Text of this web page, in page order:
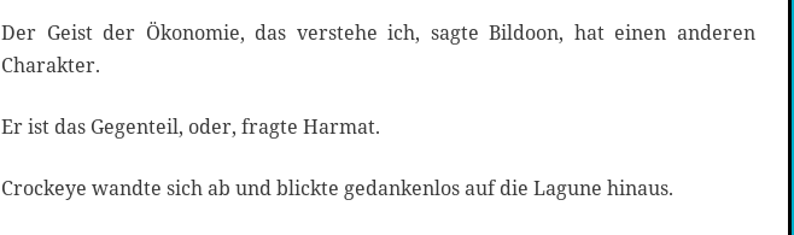
Der Geist der Ökonomie, das verstehe ich, sagte Bildoon, hat einen anderen
Charakter.
Er ist das Gegenteil, oder, fragte Harmat.
Crockeye wandte sich ab und blickte gedankenlos auf die Lagune hinaus.